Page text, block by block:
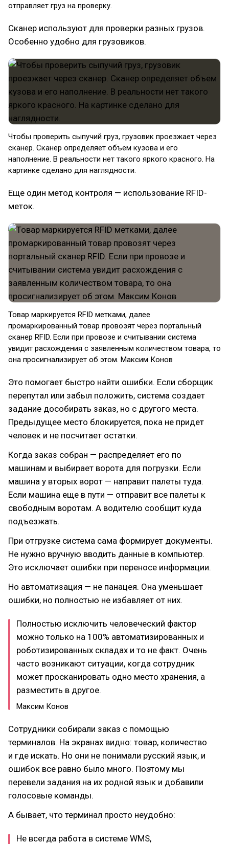
отправляет груз на проверку.
Сканер используют для проверки разных грузов.
Особенно удобно для грузовиков.
Чтобы проверить сыпучий груз, грузовик проезжает через
сканер. Сканер определяет объем кузова и его
наполнение. В реальности нет такого яркого красного. На
картинке сделано для наглядности.
Еще один метод контроля — использование RFID-
меток.
Товар маркируется RFID метками, далее
промаркированный товар провозят через портальный
сканер RFID. Если при провозе и считывании система
увидит расхождения с заявленным количеством товара, то
она просигнализирует об этом. Максим Конов
Это помогает быстро найти ошибки. Если сборщик
перепутал или забыл положить, система создает
задание дособирать заказ, но с другого места.
Предыдущее место блокируется, пока не придет
человек и не посчитает остатки.
Когда заказ собран — распределяет его по
машинам и выбирает ворота для погрузки. Если
машина у вторых ворот — направит палеты туда.
Если машина еще в пути — отправит все палеты к
свободным воротам. А водителю сообщит куда
подъезжать.
При отгрузке система сама формирует документы.
Не нужно вручную вводить данные в компьютер.
Это исключает ошибки при переносе информации.
Но автоматизация — не панацея. Она уменьшает
ошибки, но полностью не избавляет от них.
Полностью исключить человеческий фактор
можно только на 100% автоматизированных и
роботизированных складах и то не факт. Очень
часто возникают ситуации, когда сотрудник
может просканировать одно место хранения, а
разместить в другое.
Максим Конов
Сотрудники собирали заказ с помощью
терминалов. На экранах видно: товар, количество
и где искать. Но они не понимали русский язык, и
ошибок все равно было много. Поэтому мы
перевели задания на их родной язык и добавили
голосовые команды.
А бывает, что терминал просто неудобно:
Не всегда работа в системе WMS,